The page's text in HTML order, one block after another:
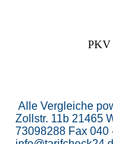
PKV
Alle Vergleiche
Zollstr. 11b 21465
73098288 Fax 040